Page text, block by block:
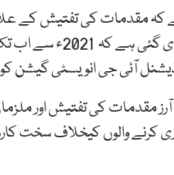
کہ مقدمات کی تفتیش کے
آئی جی انویسٹی گیشن
مقدمات کی تفتیش اور
کرنے والوں کیخلاف سخت